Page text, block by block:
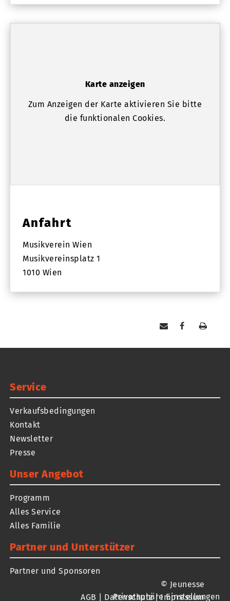
Karte anzeigen
Zum Anzeigen der Karte aktivieren Sie bitte
die funktionalen Cookies.
Anfahrt
Musikverein Wien
Musikvereinsplatz 1
1010 Wien
Service
Verkaufsbedingungen
Kontakt
Newsletter
Presse
Unser Angebot
Programm
Alles Service
Alles Familie
Partner und Unterstützer
Partner und Sponsoren
© Jeunesse
AGB
Datenschutz|Impressum
Privatsphäre Einstellungen